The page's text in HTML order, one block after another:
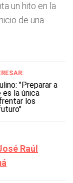
un hito en la
de una
"Preparar a
la única
los
Raúl